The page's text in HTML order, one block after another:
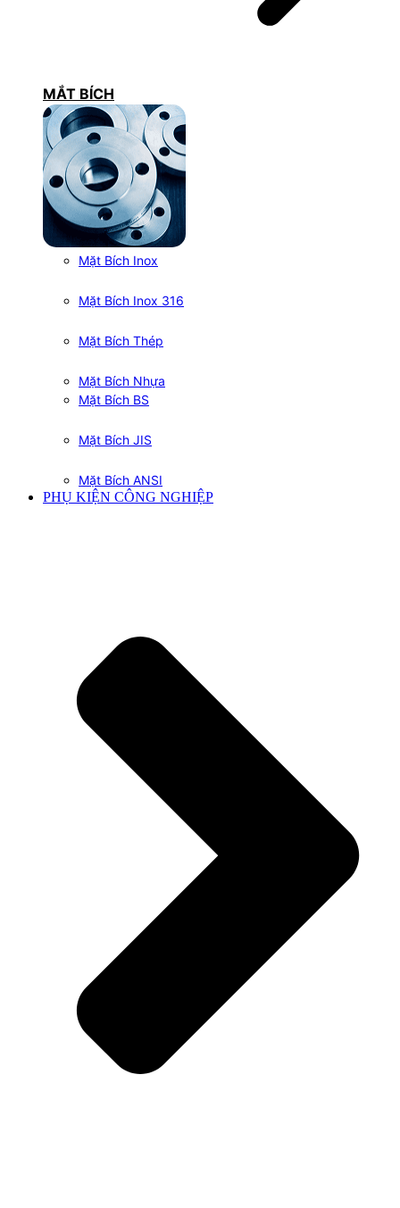
MẮT BÍCH
Mặt Bích Inox
Mặt Bích Inox 316
Mặt Bích Thép
Mặt Bích Nhựa
Mặt Bích BS
Mặt Bích JIS
Mặt Bích ANSI
PHỤ KIỆN CÔNG NGHIỆP